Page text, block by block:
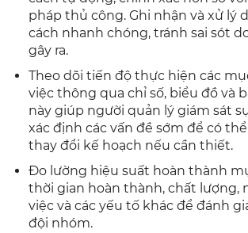
pháp thủ công. Ghi nhận và xử lý
cách nhanh chóng, tránh sai sót
gây ra.
Theo dõi tiến độ thực hiện các
việc thông qua chỉ số, biểu đồ và
này giúp người quản lý giám sát
xác định các vấn đề sớm để có
thay đổi kế hoạch nếu cần thiết.
Đo lường hiệu suất hoàn thành
thời gian hoàn thành, chất lượng,
việc và các yếu tố khác để đánh
đội nhóm.